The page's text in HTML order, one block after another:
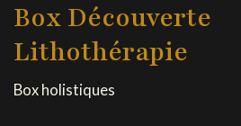
Box Découverte
Lithothérapie
Box holistiques